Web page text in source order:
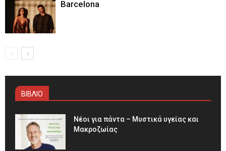
Barcelona
ΒΙΒΛΙΟ
Νέοι για πάντα – Μυστικά υγείας και
Μακροζωίας